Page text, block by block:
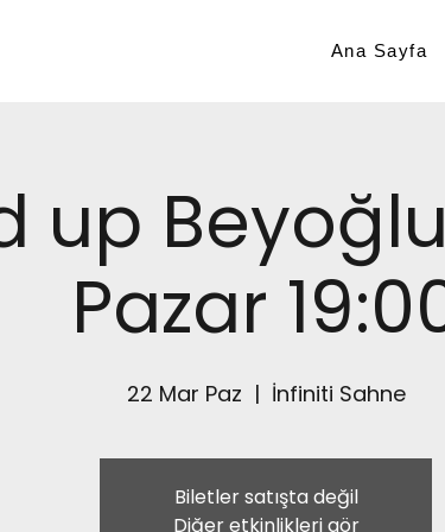
Ana Sayfa
up
Pazar
22 Mar Paz
  |
İnfiniti Sahne
Biletler satışta değil
Diğer etkinlikleri gör